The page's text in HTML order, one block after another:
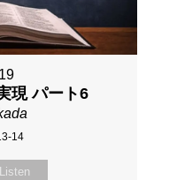
現 パート6
14
Listen